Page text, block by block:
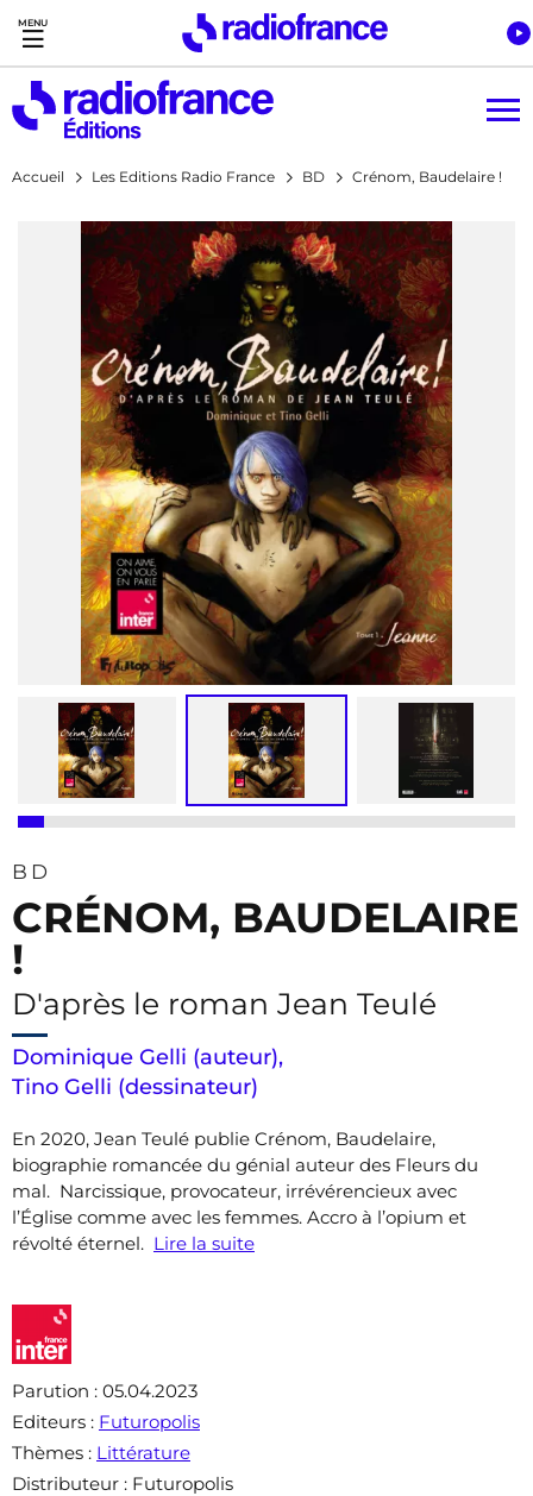
Accès direct :
Menu principal
Contenu
Accueil Les Editions Radio France BD Crénom, Baudelaire !
BD
CRÉNOM, BAUDELAIRE
!
D'après le roman Jean Teulé
Dominique Gelli (auteur),
Tino Gelli (dessinateur)
En 2020, Jean Teulé publie Crénom, Baudelaire,
biographie romancée du génial auteur des Fleurs du
mal. Narcissique, provocateur, irrévérencieux avec
l’Église comme avec les femmes. Accro à l’opium et
révolté éternel. Lire la suite
Parution : 05.04.2023
Editeurs : Futuropolis
Thèmes : Littérature
Distributeur : Futuropolis